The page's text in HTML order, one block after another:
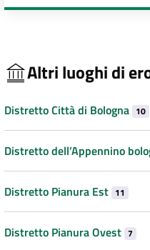
Altri luoghi di
Distretto Città di Bologna 10
Distretto dell’Appennino
Distretto Pianura Est 11
Distretto Pianura Ovest 7